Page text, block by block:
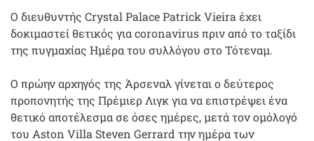
Ο διευθυντής Crystal Palace Patrick Vieira έχει
δοκιμαστεί θετικός για coronavirus πριν από το ταξίδι
της πυγμαχίας Ημέρα του συλλόγου στο Τότεναμ.
Ο πρώην αρχηγός της Άρσεναλ γίνεται ο δεύτερος
προπονητής της Πρέμιερ Λιγκ για να επιστρέψει ένα
θετικό αποτέλεσμα σε όσες ημέρες, μετά τον ομόλογό
του Aston Villa Steven Gerrard την ημέρα των